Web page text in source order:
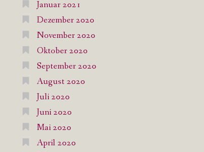
Januar 2021
Dezember 2020
November 2020
Oktober 2020
September 2020
August 2020
Juli 2020
Juni 2020
Mai 2020
April 2020